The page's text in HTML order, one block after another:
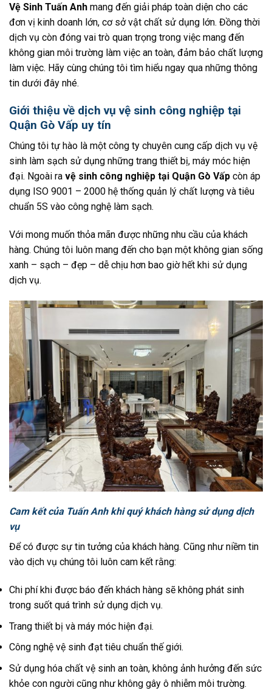
Vệ Sinh Tuấn Anh mang đến giải pháp toàn diện cho các
đơn vị kinh doanh lớn, cơ sở vật chất sử dụng lớn. Đồng thời
dịch vụ còn đóng vai trò quan trọng trong việc mang đến
không gian môi trường làm việc an toàn, đảm bảo chất lượng
làm việc. Hãy cùng chúng tôi tìm hiểu ngay qua những thông
tin dưới đây nhé.
Giới thiệu về dịch vụ vệ sinh công nghiệp tại
Quận Gò Vấp uy tín
Chúng tôi tự hào là một công ty chuyên cung cấp dịch vụ vệ
sinh làm sạch sử dụng những trang thiết bị, máy móc hiện
đại. Ngoài ra vệ sinh công nghiệp tại Quận Gò Vấp còn áp
dụng ISO 9001 – 2000 hệ thống quản lý chất lượng và tiêu
chuẩn 5S vào công nghệ làm sạch.
Với mong muốn thỏa mãn được những nhu cầu của khách
hàng. Chúng tôi luôn mang đến cho bạn một không gian sống
xanh – sạch – đẹp – dễ chịu hơn bao giờ hết khi sử dụng
dịch vụ.
Cam kết của Tuấn Anh khi quý khách hàng sử dụng dịch
vụ
Để có được sự tin tưởng của khách hàng. Cũng như niềm tin
vào dịch vụ chúng tôi luôn cam kết rằng:
Chi phí khi được báo đến khách hàng sẽ không phát sinh
trong suốt quá trình sử dụng dịch vụ.
Trang thiết bị và máy móc hiện đại.
Công nghệ vệ sinh đạt tiêu chuẩn thế giới.
Sử dụng hóa chất vệ sinh an toàn, không ảnh hưởng đến sức
khỏe con người cũng như không gây ô nhiễm môi trường.